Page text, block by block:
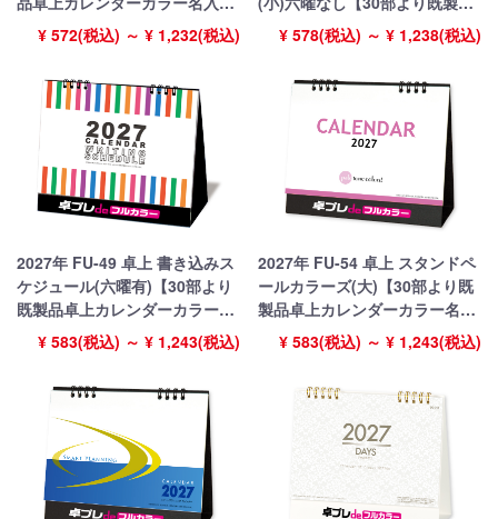
印刷】【卓プレdeフルカラー】
搭載
¥ 572(税込) ～ ¥ 1,232(税込)
卓上カレンダーカラー名入れ印
刷】【卓プレdeフルカラー】搭
¥ 578(税込) ～ ¥ 1,238(税込)
2027年 FU-49 卓上 書き込みス
ケジュール(六曜有)【30部より
既製品卓上カレンダーカラー名
入れ印刷】【卓プレdeフルカラ
ー】搭載
¥ 583(税込) ～ ¥ 1,243(税込)
2027年 FU-54 卓上 スタンドペ
ールカラーズ(大)【30部より既
製品卓上カレンダーカラー名入
れ印刷】【卓プレdeフルカラ
ー】搭載
¥ 583(税込) ～ ¥ 1,243(税込)